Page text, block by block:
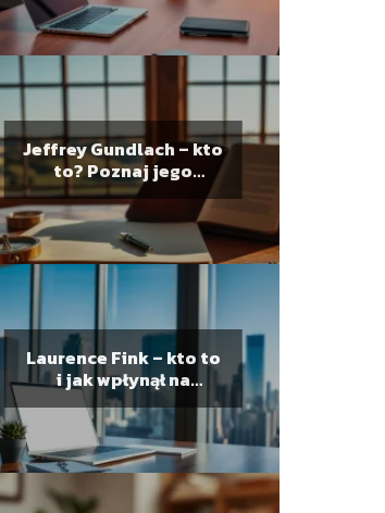
Jeffrey Gundlach – kto
to? Poznaj jego
osiągnięcia i wpływ na
rynek
Laurence Fink – kto to
i jak wpłynął na
światowy biznes?